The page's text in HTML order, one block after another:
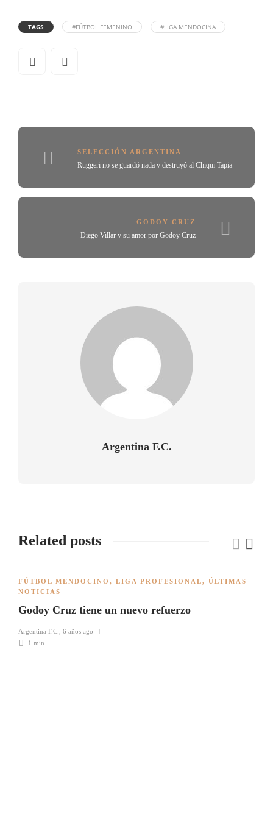
TAGS #FÚTBOL FEMENINO #LIGA MENDOCINA
SELECCIÓN ARGENTINA
Ruggeri no se guardó nada y destruyó al Chiqui Tapia
GODOY CRUZ
Diego Villar y su amor por Godoy Cruz
Argentina F.C.
Related posts
FÚTBOL MENDOCINO , LIGA PROFESIONAL, ÚLTIMAS
NOTICIAS
Godoy Cruz tiene un nuevo refuerzo
Argentina F.C.
6 años ago
1 min